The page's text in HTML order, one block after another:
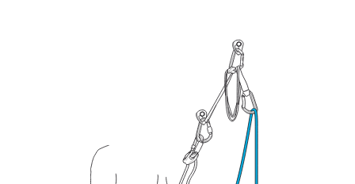
liées à votre activité. Il peut en exister d’autres